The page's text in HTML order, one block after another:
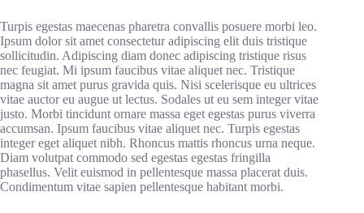
Turpis egestas maecenas pharetra convallis posuere morbi leo.
Ipsum dolor sit amet consectetur adipiscing elit duis tristique
sollicitudin. Adipiscing diam donec adipiscing tristique risus
nec feugiat. Mi ipsum faucibus vitae aliquet nec. Tristique
magna sit amet purus gravida quis. Nisi scelerisque eu ultrices
vitae auctor eu augue ut lectus. Sodales ut eu sem integer vitae
justo. Morbi tincidunt ornare massa eget egestas purus viverra
accumsan. Ipsum faucibus vitae aliquet nec. Turpis egestas
integer eget aliquet nibh. Rhoncus mattis rhoncus urna neque.
Diam volutpat commodo sed egestas egestas fringilla
phasellus. Velit euismod in pellentesque massa placerat duis.
Condimentum vitae sapien pellentesque habitant morbi.